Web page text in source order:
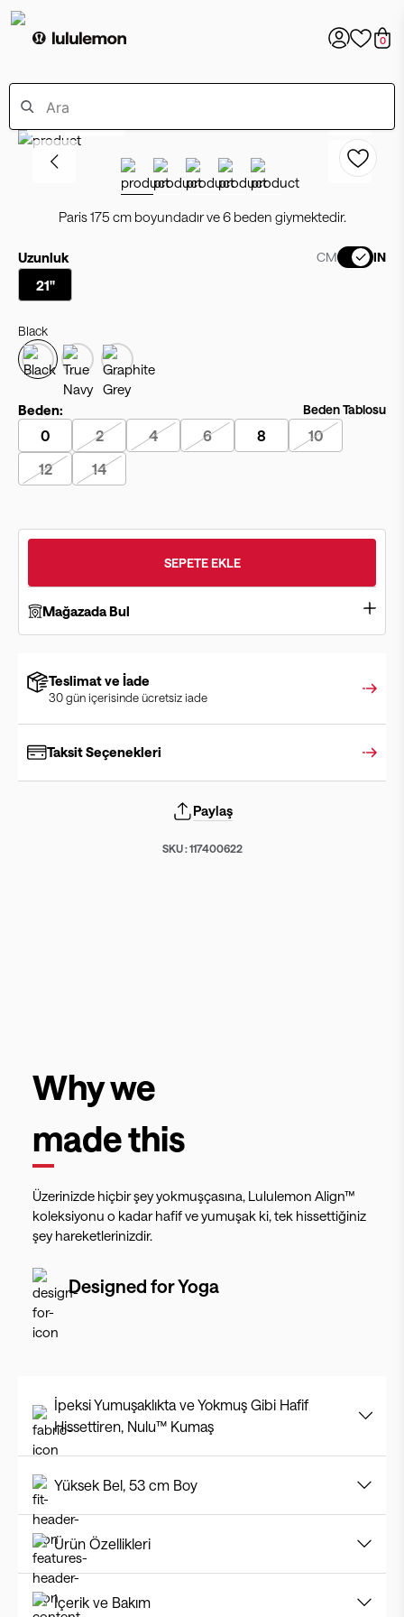
0
Paris 175 cm boyundadır ve 6 beden giymektedir.
Uzunluk CM IN
21"
Black
Beden: Beden Tablosu
0 2 4 6 8
10
12
14
SEPETE EKLE
Mağazada Bul
Teslimat ve İade
30 gün içerisinde ücretsiz iade
Taksit Seçenekleri
Paylaş
SKU :117400622
Why we
made this
Üzerinizde hiçbir şey yokmuşçasına, Lululemon Align™
koleksiyonu o kadar hafif ve yumuşak ki, tek hissettiğiniz
şey hareketlerinizdir.
Designed forYoga
İpeksi Yumuşaklıkta ve Yokmuş Gibi Hafif
Hissettiren, Nulu™ Kumaş
Yüksek Bel, 53 cm Boy
Ürün Özellikleri
İçerik ve Bakım